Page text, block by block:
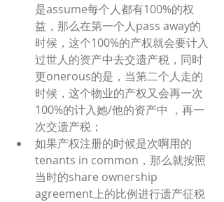
是assume每个人都有100%的权
益，那么在第一个人pass away的
时候，这个100%的产权就会要计入
过世人的资产中去交遗产税，同时
更onerous的是，当第二个人走的
时候，这个物业的产权又会再一次
100%的计入她/他的资产中 ，再一
次交遗产税；
如果产权注册的时候是次啊用的
tenants in common，那么就按照
当时的share ownership
agreement上的比例进行遗产征税